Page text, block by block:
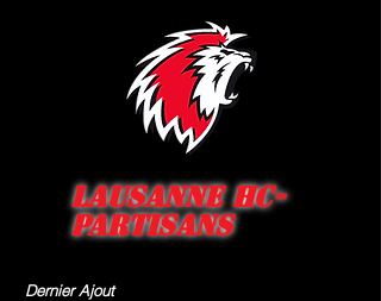
Lausanne HC-
Partisans
Dernier Ajout